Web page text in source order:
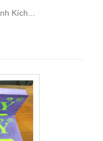
Kích...